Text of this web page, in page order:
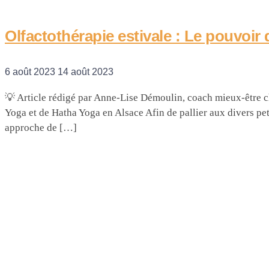
Olfactothérapie estivale : Le pouvoir
6 août 2023 14 août 2023
💡 Article rédigé par Anne-Lise Démoulin, coach mieux-être
Yoga et de Hatha Yoga en Alsace Afin de pallier aux divers
approche de […]